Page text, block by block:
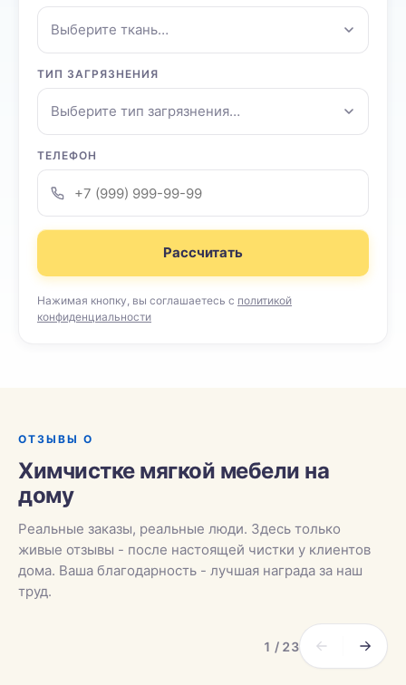
Выберите ткань…
ТИП ЗАГРЯЗНЕНИЯ
Выберите тип загрязнения…
ТЕЛЕФОН
Рассчитать
Нажимая кнопку, вы соглашаетесь с политикой
конфиденциальности
ОТЗЫВЫ О
Химчистке мягкой мебели на
дому
Реальные заказы, реальные люди. Здесь только
живые отзывы - после настоящей чистки у клиентов
дома. Ваша благодарность - лучшая награда за наш
труд.
1 / 23